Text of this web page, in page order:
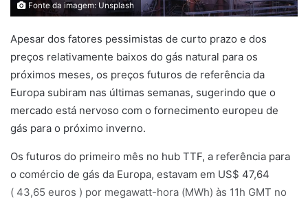
Fonte da imagem: Unsplash
Apesar dos fatores pessimistas de curto prazo e dos
preços relativamente baixos do gás natural para os
próximos meses, os preços futuros de referência da
Europa subiram nas últimas semanas, sugerindo que o
mercado está nervoso com o fornecimento europeu de
gás para o próximo inverno.
Os futuros do primeiro mês no hub TTF, a referência para
o comércio de gás da Europa, estavam em US$ 47,64
( 43,65 euros ) por megawatt-hora (MWh) às 11h GMT no